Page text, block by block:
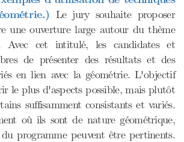
Le jury souhaite proposer
une ouverture large autour du thème
Avec cet intitulé, les candidates et
de présenter des résultats et des
en lien avec la géométrie. L'objectif
le plus d'aspects possible, mais plutôt
suffisamment consistants et variés.
où ils sont de nature géométrique,
programme peuvent être pertinents.